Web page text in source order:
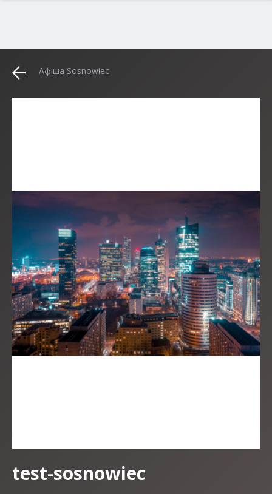
Афіша Sosnowiec
test-sosnowiec